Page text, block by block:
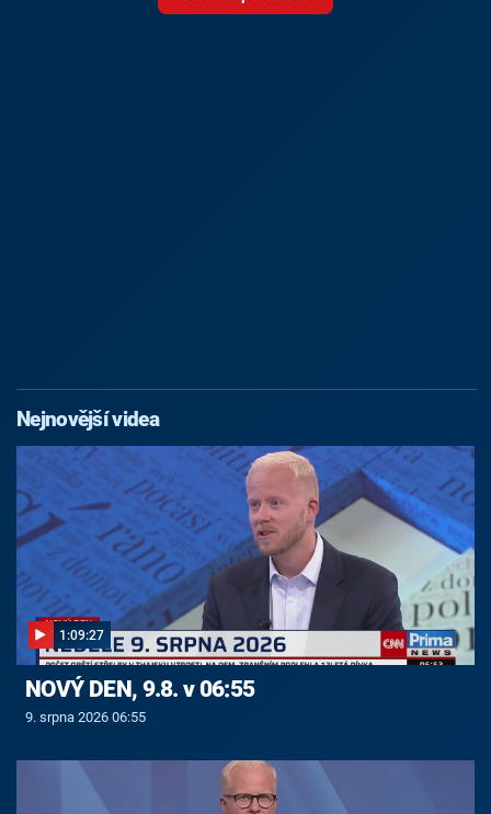
Nejnovější videa
1:09:27
NOVÝ DEN, 9.8. v 06:55
9. srpna 2026 06:55